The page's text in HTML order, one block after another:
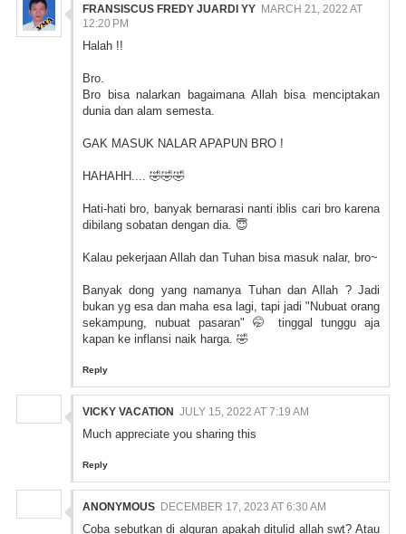
FRANSISCUS FREDY JUARDI YY MARCH 21, 2022 AT
12:20 PM
Halah !!
Bro.
Bro bisa nalarkan bagaimana Allah bisa menciptakan
dunia dan alam semesta.
GAK MASUK NALAR APAPUN BRO !
HAHAHH.... 🤣🤣🤣
Hati-hati bro, banyak bernarasi nanti iblis cari bro karena
dibilang sobatan dengan dia. 😇
Kalau pekerjaan Allah dan Tuhan bisa masuk nalar, bro~
Banyak dong yang namanya Tuhan dan Allah ? Jadi
bukan yg esa dan maha esa lagi, tapi jadi "Nubuat orang
sekampung, nubuat pasaran" 🤭 tinggal tunggu aja
kapan ke inflansi naik harga. 🤣
Reply
VICKY VACATION JULY 15, 2022 AT 7:19 AM
Much appreciate you sharing this
Reply
ANONYMOUS DECEMBER 17, 2023 AT 6:30 AM
Coba sebutkan di alquran apakah ditulid allah swt? Atau